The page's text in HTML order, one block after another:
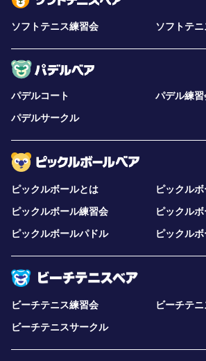
ソフトテニス練習会 ソフトテ
パデルコート
パデル練習
パデルサークル
ピックルボールとは
ピックル
ピックルボール練習会
ピックル
ピックルボールパドル
ピックル
ビーチテニス練習会
ビーチテ
ビーチテニスサークル